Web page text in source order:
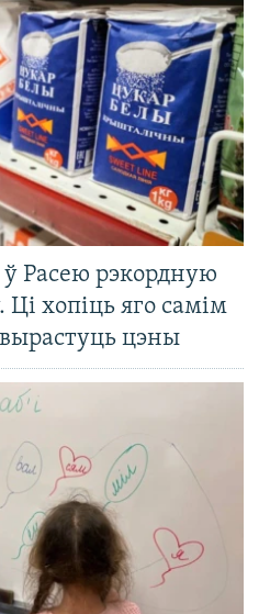
ў Расею рэкордную
Ці хопіць яго самім
вырастуць цэны